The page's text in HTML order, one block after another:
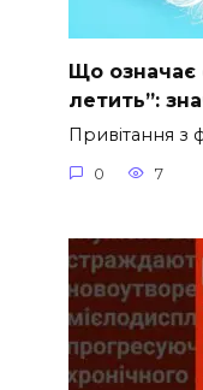
Що означає
летить”:
Привітання з
0 7